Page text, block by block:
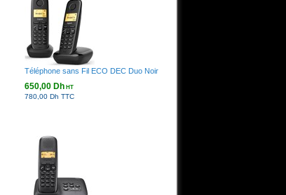
Téléphone sans Fil ECO DEC Duo Noir
650,00 DhHT
780,00 Dh TTC